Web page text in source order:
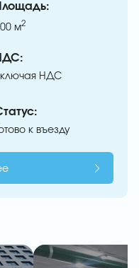
м2
НДС
к въезду